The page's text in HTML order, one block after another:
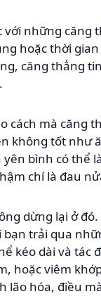
với những căng
hoặc thời
căng thẳng
cách mà căng
không tốt như
yên bình có thể
chí là đau
dừng lại ở
bạn trải qua
kéo dài và tác
hoặc viêm
lão hóa, điều